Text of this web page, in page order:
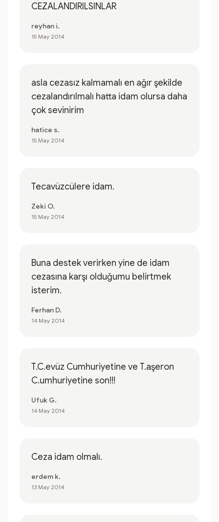
CEZALANDIRILSINLAR
reyhan i.
15 May 2014
asla cezasız kalmamalı en ağır şekilde
cezalandırılmalı hatta idam olursa daha
çok sevinirim
hatice s.
15 May 2014
Tecavüzcülere idam.
Zeki O.
15 May 2014
Buna destek verirken yine de idam
cezasına karşı olduğumu belirtmek
isterim.
Ferhan D.
14 May 2014
T.C.evüz Cumhuriyetine ve T.aşeron
C.umhuriyetine son!!!
Ufuk G.
14 May 2014
Ceza idam olmalı.
erdem k.
13 May 2014